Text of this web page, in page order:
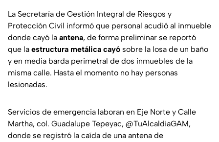
La Secretaría de Gestión Integral de Riesgos y
Protección Civil informó que personal acudió al inmueble
donde cayó la antena, de forma preliminar se reportó
que la estructura metálica cayó sobre la losa de un baño
y en media barda perimetral de dos inmuebles de la
misma calle. Hasta el momento no hay personas
lesionadas.
Servicios de emergencia laboran en Eje Norte y Calle
Martha, col. Guadalupe Tepeyac, @TuAlcaldiaGAM,
donde se registró la caída de una antena de